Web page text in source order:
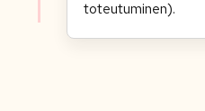
toteutuminen).